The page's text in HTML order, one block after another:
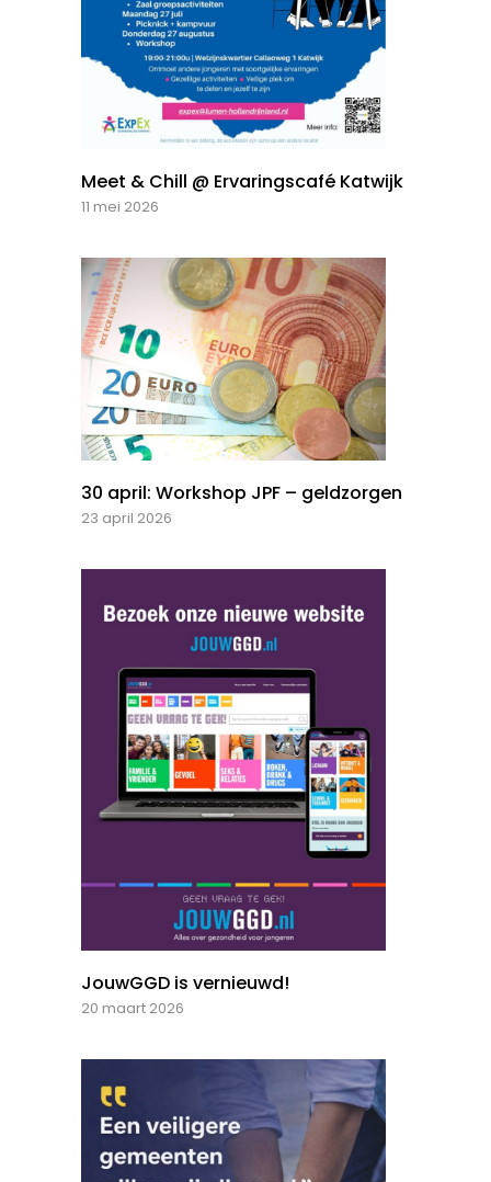
Meet & Chill @ Ervaringscafé Katwijk
11 mei 2026
30 april: Workshop JPF – geldzorgen
23 april 2026
JouwGGD is vernieuwd!
20 maart 2026